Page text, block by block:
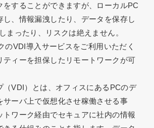
をすることができますが、ローカルPC
し、情報漏洩したり、データを保存し
まったり、リスクは絶えません。
のVDI導入サービスをご利用いただく
ティーを担保したリモートワークが可
（VDI）とは、オフィスにあるPCのデ
サーバ上で仮想化させ稼働させる事
トワーク経由でセキュアに社内の情報